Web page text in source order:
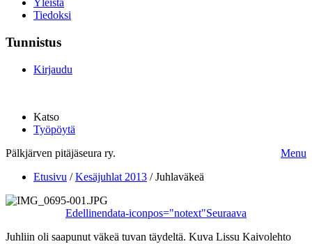
Yleistä
Tiedoksi
Tunnistus
Kirjaudu
Katso
Työpöytä
Pälkjärven pitäjäseura ry.
Menu
Etusivu /Kesäjuhlat 2013 /Juhlaväkeä
Edellinendata-iconpos="notext"Seuraava
Juhliin oli saapunut väkeä tuvan täydeltä. Kuva Lissu Kaivolehto